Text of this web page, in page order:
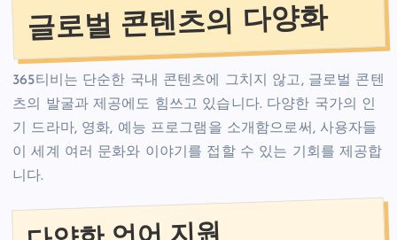
글로벌 콘텐츠의 다양화
365티비는 단순한 국내 콘텐츠에 그치지 않고, 글로벌 콘텐
츠의 발굴과 제공에도 힘쓰고 있습니다. 다양한 국가의 인
기 드라마, 영화, 예능 프로그램을 소개함으로써, 사용자들
이 세계 여러 문화와 이야기를 접할 수 있는 기회를 제공합
니다.